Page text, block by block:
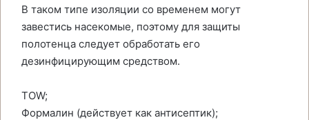
В таком типе изоляции со временем могут
завестись насекомые, поэтому для защиты
полотенца следует обработать его
дезинфицирующим средством.
TOW;
Формалин (действует как антисептик);